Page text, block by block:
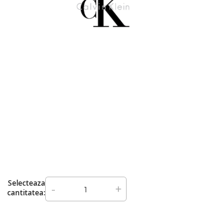
Selecteaza
cantitatea:
- +